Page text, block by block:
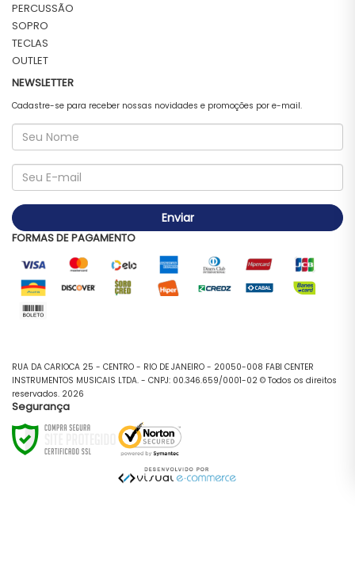
PERCUSSÃO
SOPRO
TECLAS
OUTLET
NEWSLETTER
Cadastre-se para receber nossas novidades e promoções por e-mail.
Enviar
FORMAS DE PAGAMENTO
RUA DA CARIOCA 25 - CENTRO - RIO DE JANEIRO - 20050-008 FABI CENTER
INSTRUMENTOS MUSICAIS LTDA. - CNPJ: 00.346.659/0001-02 © Todos os direitos
reservados. 2026
Segurança